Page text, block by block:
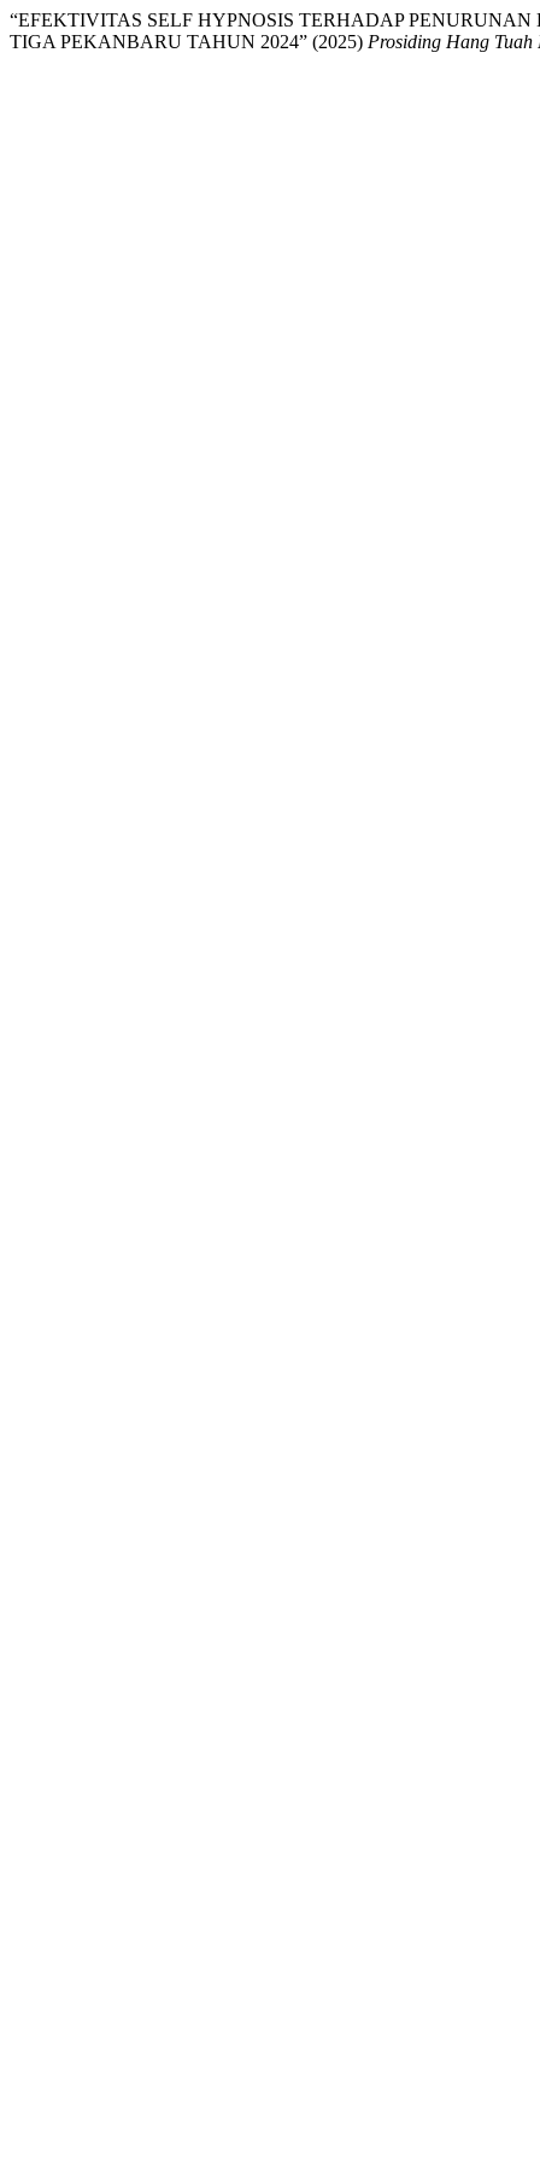
“EFEKTIVITAS SELF HYPNOSIS TERHADAP
TIGA PEKANBARU TAHUN 2024” (2025) Prosiding Hang Tuah